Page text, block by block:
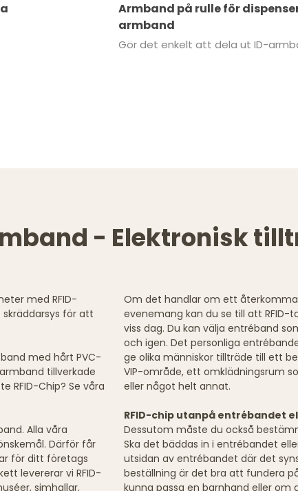
Armband på rulle för
armband
Gör det enkelt att dela ut ID-
- Elektronisk
med RFID-
för att
med hårt PVC-
tillverkade
RFID-Chip? Se våra
Alla våra
Därför får
för ditt företags
levererar vi RFID-
simhallar,
Om det handlar om ett
evenemang kan du se till att RFID-
viss dag. Du kan välja entréband
och igen. Det personliga
ge olika människor tillträde till ett
VIP-område, ett omklädningsrum
eller något helt annat.
RFID-chip utanpå entrébandet
Dessutom måste du också
Ska det bäddas in i entrébandet
utsidan av entrébandet där det
beställning är det bra att fundera
kunna passa en barnhand eller om